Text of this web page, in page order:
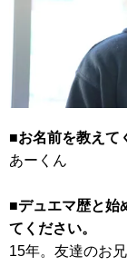
■お名前を教えて
あーくん
■デュエマ歴と始
てください。
15年。友達のお